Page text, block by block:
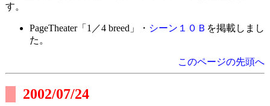
す。
PageTheater「1／4 breed」・ シーン１０Ｂ を掲載しまし
た。
このページの先頭へ
2002/07/24